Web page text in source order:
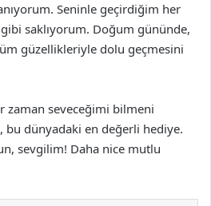
Seninle geçirdiğim her
saklıyorum. Doğum gününde,
güzellikleriyle dolu geçmesini
zaman seveceğimi bilmeni
bu dünyadaki en değerli hediye.
sevgilim! Daha nice mutlu